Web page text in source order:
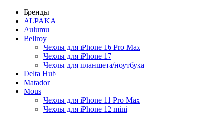
Бренды
ALPAKA
Aulumu
Bellroy
Чехлы для iPhone 16 Pro Max
Чехлы для iPhone 17
Чехлы для планшета/ноутбука
Delta Hub
Matador
Mous
Чехлы для iPhone 11 Pro Max
Чехлы для iPhone 12 mini